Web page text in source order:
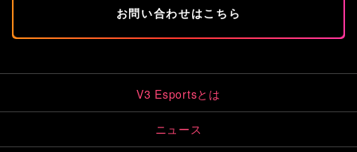
お問い合わせはこちら
V3 Esportsとは
ニュース